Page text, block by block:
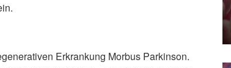
Erkrankung Morbus Parkinson.